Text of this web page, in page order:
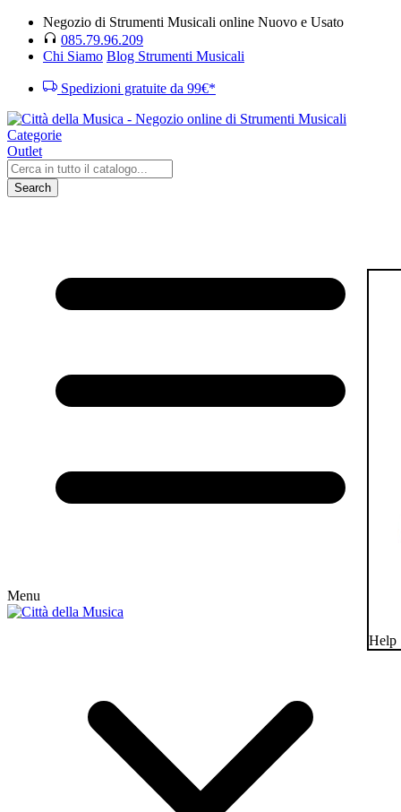
Negozio di Strumenti Musicali online Nuovo e Usato
085.79.96.209
Chi Siamo Blog Strumenti Musicali
Spedizioni gratuite da 99€*
Categorie
Outlet
Search
Menu
Help